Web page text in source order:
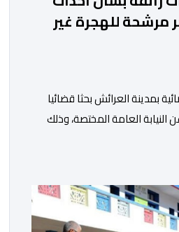
مرشحة للهجرة غير
بمدينة العرائش بحثا قضائيا
العامة المختصة، وذلك
الاجتماعي. وكانت السيدة
مضللة، واتهامات كيدية،
هي من فتحت الحدود في […]